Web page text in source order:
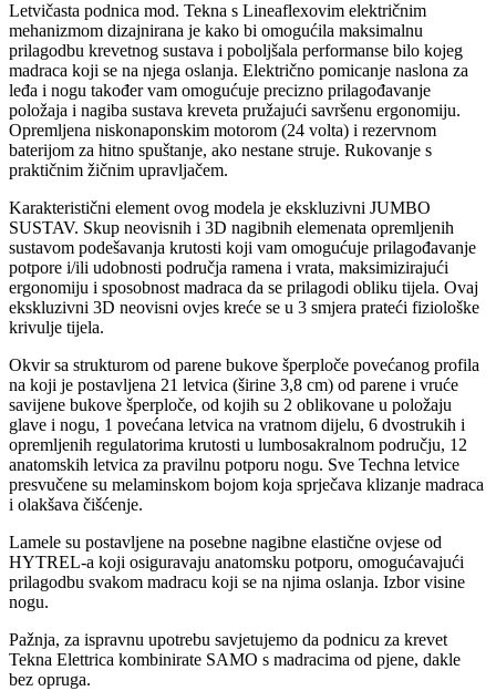
Letvičasta podnica mod. Tekna s Lineaflexovim električnim
mehanizmom dizajnirana je kako bi omogućila maksimalnu
prilagodbu krevetnog sustava i poboljšala performanse bilo kojeg
madraca koji se na njega oslanja. Električno pomicanje naslona za
leđa i nogu također vam omogućuje precizno prilagođavanje
položaja i nagiba sustava kreveta pružajući savršenu ergonomiju.
Opremljena niskonaponskim motorom (24 volta) i rezervnom
baterijom za hitno spuštanje, ako nestane struje. Rukovanje s
praktičnim žičnim upravljačem.
Karakteristični element ovog modela je ekskluzivni JUMBO
SUSTAV. Skup neovisnih i 3D nagibnih elemenata opremljenih
sustavom podešavanja krutosti koji vam omogućuje prilagođavanje
potpore i/ili udobnosti područja ramena i vrata, maksimizirajući
ergonomiju i sposobnost madraca da se prilagodi obliku tijela. Ovaj
ekskluzivni 3D neovisni ovjes kreće se u 3 smjera prateći fiziološke
krivulje tijela.
Okvir sa strukturom od parene bukove šperploče povećanog profila
na koji je postavljena 21 letvica (širine 3,8 cm) od parene i vruće
savijene bukove šperploče, od kojih su 2 oblikovane u položaju
glave i nogu, 1 povećana letvica na vratnom dijelu, 6 dvostrukih i
opremljenih regulatorima krutosti u lumbosakralnom području, 12
anatomskih letvica za pravilnu potporu nogu. Sve Techna letvice
presvučene su melaminskom bojom koja sprječava klizanje madraca
i olakšava čišćenje.
Lamele su postavljene na posebne nagibne elastične ovjese od
HYTREL-a koji osiguravaju anatomsku potporu, omogućavajući
prilagodbu svakom madracu koji se na njima oslanja. Izbor visine
nogu.
Pažnja, za ispravnu upotrebu savjetujemo da podnicu za krevet
Tekna Elettrica kombinirate SAMO s madracima od pjene, dakle
bez opruga.